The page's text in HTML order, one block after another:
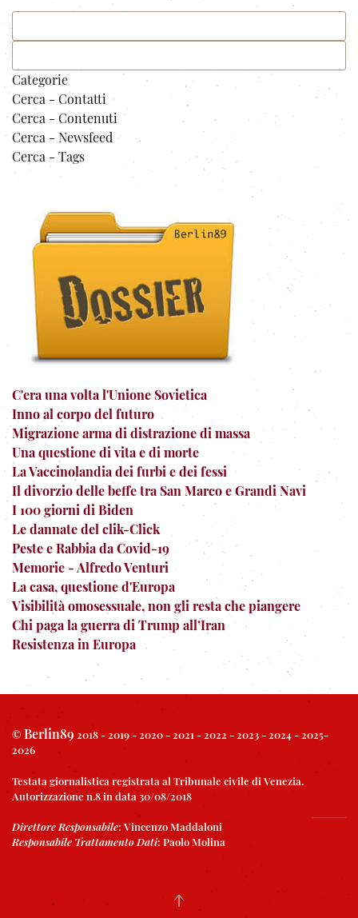
Categorie
Cerca - Contatti
Cerca - Contenuti
Cerca - Newsfeed
Cerca - Tags
C'era una volta l'Unione Sovietica
Inno al corpo del futuro
Migrazione arma di distrazione di massa
Una questione di vita e di morte
La Vaccinolandia dei furbi e dei fessi
Il divorzio delle beffe tra San Marco e Grandi Navi
I 100 giorni di Biden
Le dannate del clik-Click
Peste e Rabbia da Covid-19
Memorie - Alfredo Venturi
La casa, questione d'Europa
Visibilità omosessuale, non gli resta che piangere
Chi paga la guerra di Trump all’Iran
Resistenza in Europa
© Berlin89 2018 - 2019 - 2020 - 2021 - 2022 - 2023 - 2024 - 2025-
2026
Testata giornalistica registrata al Tribunale civile di Venezia.
Autorizzazione n.8 in data 30/08/2018
Direttore Responsabile: Vincenzo Maddaloni
Responsabile Trattamento Dati: Paolo Molina